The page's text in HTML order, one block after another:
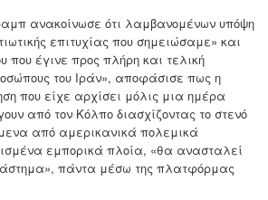
ανακοίνωσε ότι λαμβανομένων υπόψη
επιτυχίας που σημειώσαμε» και
που έγινε προς πλήρη και τελική
του Ιράν», αποφάσισε πως η
που είχε αρχίσει μόλις μια ημέρα
από τον Κόλπο διασχίζοντας το στενό
από αμερικανικά πολεμικά
εμπορικά πλοία, «θα ανασταλεί
πάντα μέσω της πλατφόρμας